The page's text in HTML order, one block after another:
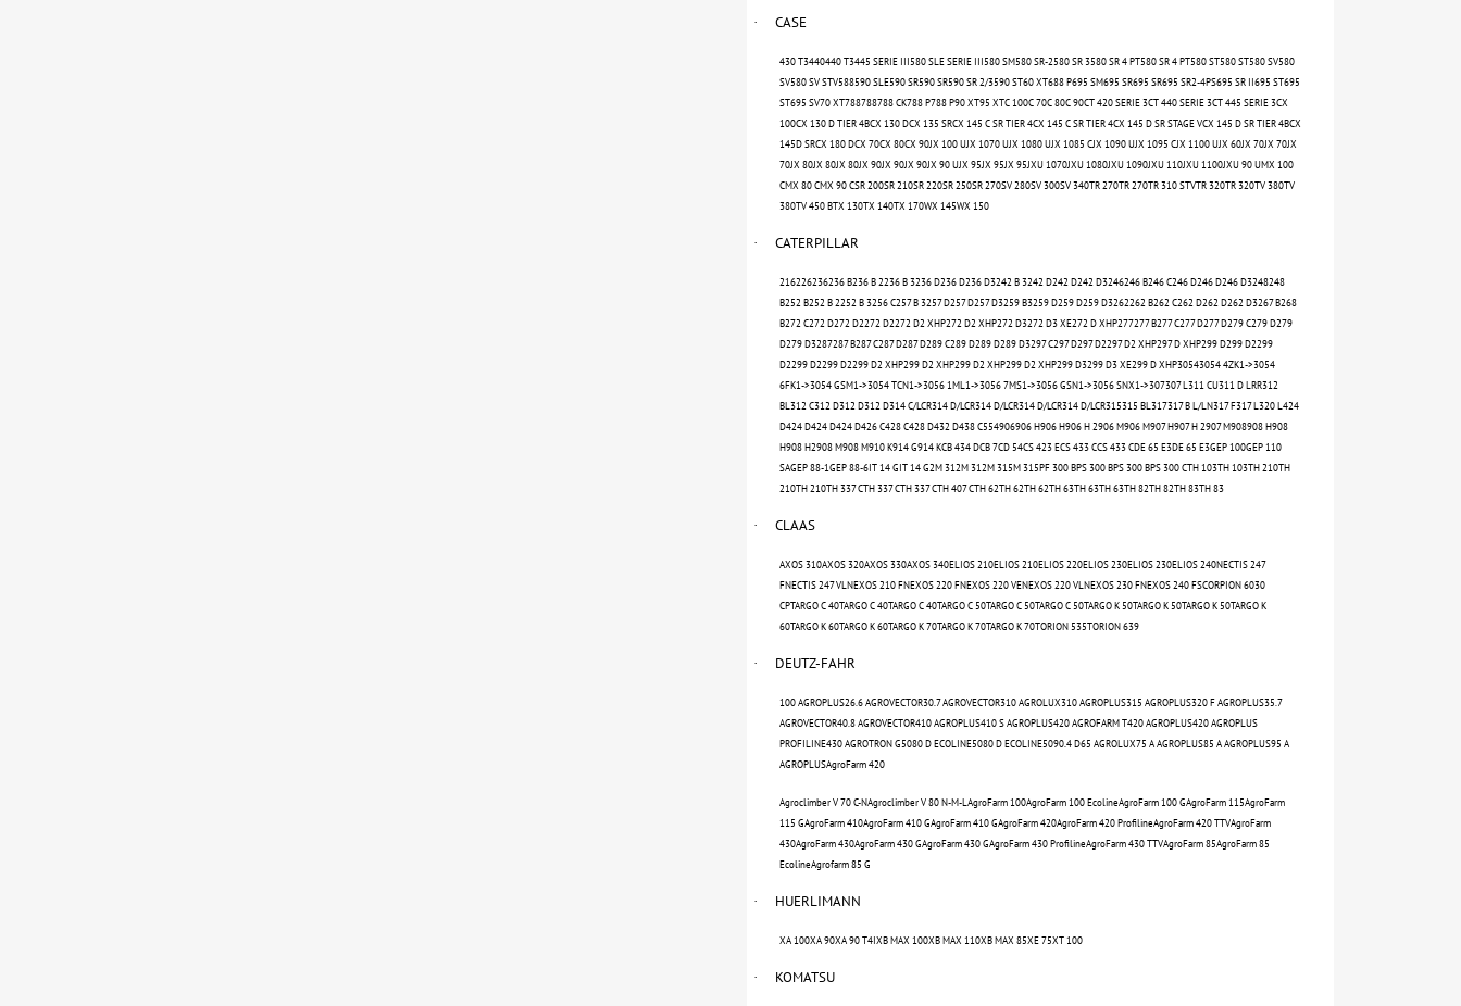
· CASE
430 T3440440 T3445 SERIE III580 SLE SERIE III580 SM580 SR-2580 SR 3580 SR 4 PT580 SR 4 PT580 ST580 ST580 SV580
SV580 SV STV588590 SLE590 SR590 SR590 SR 2/3590 ST60 XT688 P695 SM695 SR695 SR695 SR2-4PS695 SR II695 ST695
ST695 SV70 XT788788788 CK788 P788 P90 XT95 XTC 100C 70C 80C 90CT 420 SERIE 3CT 440 SERIE 3CT 445 SERIE 3CX
100CX 130 D TIER 4BCX 130 DCX 135 SRCX 145 C SR TIER 4CX 145 C SR TIER 4CX 145 D SR STAGE VCX 145 D SR TIER 4BCX
145D SRCX 180 DCX 70CX 80CX 90JX 100 UJX 1070 UJX 1080 UJX 1085 CJX 1090 UJX 1095 CJX 1100 UJX 60JX 70JX 70JX
70JX 80JX 80JX 80JX 90JX 90JX 90JX 90 UJX 95JX 95JX 95JXU 1070JXU 1080JXU 1090JXU 110JXU 1100JXU 90 UMX 100
CMX 80 CMX 90 CSR 200SR 210SR 220SR 250SR 270SV 280SV 300SV 340TR 270TR 270TR 310 STVTR 320TR 320TV 380TV
380TV 450 BTX 130TX 140TX 170WX 145WX 150
· CATERPILLAR
216226236236 B236 B 2236 B 3236 D236 D236 D3242 B 3242 D242 D242 D3246246 B246 C246 D246 D246 D3248248
B252 B252 B 2252 B 3256 C257 B 3257 D257 D257 D3259 B3259 D259 D259 D3262262 B262 C262 D262 D262 D3267 B268
B272 C272 D272 D2272 D2272 D2 XHP272 D2 XHP272 D3272 D3 XE272 D XHP277277 B277 C277 D277 D279 C279 D279
D279 D3287287 B287 C287 D287 D289 C289 D289 D289 D3297 C297 D297 D2297 D2 XHP297 D XHP299 D299 D2299
D2299 D2299 D2299 D2 XHP299 D2 XHP299 D2 XHP299 D2 XHP299 D3299 D3 XE299 D XHP30543054 4ZK1->3054
6FK1->3054 GSM1->3054 TCN1->3056 1ML1->3056 7MS1->3056 GSN1->3056 SNX1->307307 L311 CU311 D LRR312
BL312 C312 D312 D312 D314 C/LCR314 D/LCR314 D/LCR314 D/LCR314 D/LCR315315 BL317317 B L/LN317 F317 L320 L424
D424 D424 D424 D426 C428 C428 D432 D438 C554906906 H906 H906 H 2906 M906 M907 H907 H 2907 M908908 H908
H908 H2908 M908 M910 K914 G914 KCB 434 DCB 7CD 54CS 423 ECS 433 CCS 433 CDE 65 E3DE 65 E3GEP 100GEP 110
SAGEP 88-1GEP 88-6IT 14 GIT 14 G2M 312M 312M 315M 315PF 300 BPS 300 BPS 300 BPS 300 CTH 103TH 103TH 210TH
210TH 210TH 337 CTH 337 CTH 337 CTH 407 CTH 62TH 62TH 62TH 63TH 63TH 63TH 82TH 82TH 83TH 83
· CLAAS
AXOS 310AXOS 320AXOS 330AXOS 340ELIOS 210ELIOS 210ELIOS 220ELIOS 230ELIOS 230ELIOS 240NECTIS 247
FNECTIS 247 VLNEXOS 210 FNEXOS 220 FNEXOS 220 VENEXOS 220 VLNEXOS 230 FNEXOS 240 FSCORPION 6030
CPTARGO C 40TARGO C 40TARGO C 40TARGO C 50TARGO C 50TARGO C 50TARGO K 50TARGO K 50TARGO K 50TARGO K
60TARGO K 60TARGO K 60TARGO K 70TARGO K 70TARGO K 70TORION 535TORION 639
· DEUTZ-FAHR
100 AGROPLUS26.6 AGROVECTOR30.7 AGROVECTOR310 AGROLUX310 AGROPLUS315 AGROPLUS320 F AGROPLUS35.7
AGROVECTOR40.8 AGROVECTOR410 AGROPLUS410 S AGROPLUS420 AGROFARM T420 AGROPLUS420 AGROPLUS
PROFILINE430 AGROTRON G5080 D ECOLINE5080 D ECOLINE5090.4 D65 AGROLUX75 A AGROPLUS85 A AGROPLUS95 A
AGROPLUSAgroFarm 420
Agroclimber V 70 C-NAgroclimber V 80 N-M-LAgroFarm 100AgroFarm 100 EcolineAgroFarm 100 GAgroFarm 115AgroFarm
115 GAgroFarm 410AgroFarm 410 GAgroFarm 410 GAgroFarm 420AgroFarm 420 ProfilineAgroFarm 420 TTVAgroFarm
430AgroFarm 430AgroFarm 430 GAgroFarm 430 GAgroFarm 430 ProfilineAgroFarm 430 TTVAgroFarm 85AgroFarm 85
EcolineAgrofarm 85 G
· HUERLIMANN
XA 100XA 90XA 90 T4IXB MAX 100XB MAX 110XB MAX 85XE 75XT 100
· KOMATSU